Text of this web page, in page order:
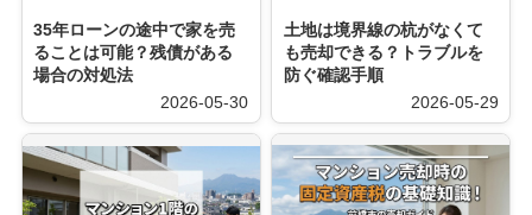
35年ローンの途中で家を売
ることは可能？残債がある
場合の対処法
2026-05-30
土地は境界線の杭がなくて
も売却できる？トラブルを
防ぐ確認手順
2026-05-29